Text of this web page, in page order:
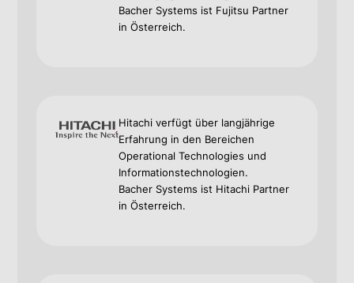
Bacher Systems ist Fujitsu Partner
in Österreich.
Hitachi verfügt über langjährige
Erfahrung in den Bereichen
Operational Technologies und
Informationstechnologien.
Bacher Systems ist Hitachi Partner
in Österreich.